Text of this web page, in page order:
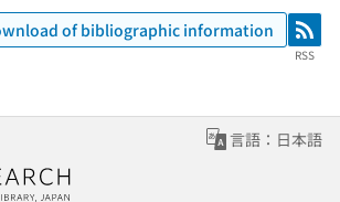
of bibliographic information RSS
RSS
言語：日本語